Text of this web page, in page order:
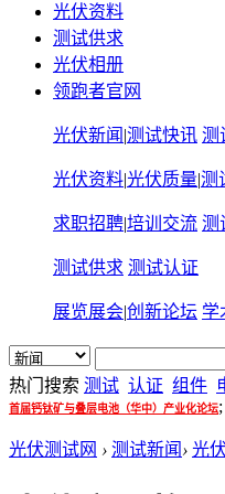
光伏资料
测试供求
光伏相册
领跑者官网
光伏新闻 |测试快讯 测
光伏资料|光伏质量|测
求职招聘|培训交流 测
测试供求 测试认证
展览展会|创新论坛 学
热门搜索 测试 认证 组件
首届钙钛矿与叠层电池（华中）产业化论坛;
光伏测试网 › 测试新闻 › 光